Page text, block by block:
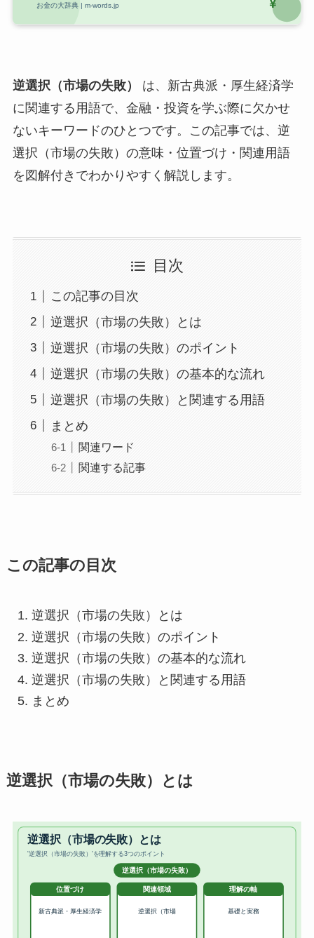
逆選択（市場の失敗）
は、新古典派・厚生経済学
に関連する用語で、金融・投資を学ぶ際に欠かせ
ないキーワードのひとつです。この記事では、逆
選択（市場の失敗）の意味・位置づけ・関連用語
を図解付きでわかりやすく解説します。
目次
この記事の目次
逆選択（市場の失敗）とは
逆選択（市場の失敗）のポイント
逆選択（市場の失敗）の基本的な流れ
逆選択（市場の失敗）と関連する用語
まとめ
関連ワード
関連する記事
この記事の目次
逆選択（市場の失敗）とは
逆選択（市場の失敗）のポイント
逆選択（市場の失敗）の基本的な流れ
逆選択（市場の失敗）と関連する用語
まとめ
逆選択（市場の失敗）とは